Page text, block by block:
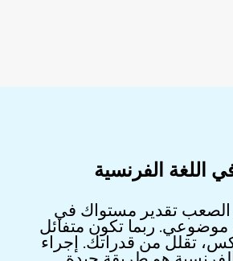
اللغة الفرنسية
تقدير مستواك في
موضوعي. ربما تكون متفائل
تقلل من قدراتك. إجراء